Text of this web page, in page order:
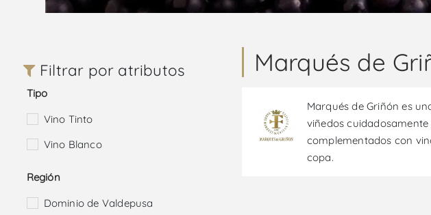
Marqués de
Marqués de Griñón es
viñedos
complementados con
copa.
Filtrar por atributos
Tipo
Vino Tinto
Vino Blanco
Región
Dominio de Valdepusa